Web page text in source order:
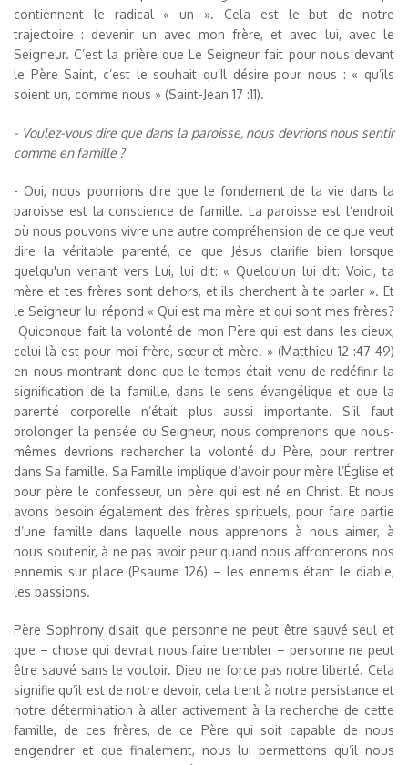
contiennent le radical « un ». Cela est le but de notre
trajectoire : devenir un avec mon frère, et avec lui, avec le
Seigneur. C’est la prière que Le Seigneur fait pour nous devant
le Père Saint, c’est le souhait qu’Il désire pour nous : « qu’ils
soient un, comme nous » (Saint-Jean 17 :11).
- Voulez-vous dire que dans la paroisse, nous devrions nous sentir
comme en famille ?
- Oui, nous pourrions dire que le fondement de la vie dans la
paroisse est la conscience de famille. La paroisse est l’endroit
où nous pouvons vivre une autre compréhension de ce que veut
dire la véritable parenté, ce que Jésus clarifie bien lorsque
quelqu'un venant vers Lui, lui dit: « Quelqu'un lui dit: Voici, ta
mère et tes frères sont dehors, et ils cherchent à te parler ». Et
le Seigneur lui répond « Qui est ma mère et qui sont mes frères?
Quiconque fait la volonté de mon Père qui est dans les cieux,
celui-là est pour moi frère, sœur et mère. » (Matthieu 12 :47-49)
en nous montrant donc que le temps était venu de redéfinir la
signification de la famille, dans le sens évangélique et que la
parenté corporelle n’était plus aussi importante. S’il faut
prolonger la pensée du Seigneur, nous comprenons que nous-
mêmes devrions rechercher la volonté du Père, pour rentrer
dans Sa famille. Sa Famille implique d’avoir pour mère l’Église et
pour père le confesseur, un père qui est né en Christ. Et nous
avons besoin également des frères spirituels, pour faire partie
d’une famille dans laquelle nous apprenons à nous aimer, à
nous soutenir, à ne pas avoir peur quand nous affronterons nos
ennemis sur place (Psaume 126) – les ennemis étant le diable,
les passions.
Père Sophrony disait que personne ne peut être sauvé seul et
que – chose qui devrait nous faire trembler – personne ne peut
être sauvé sans le vouloir. Dieu ne force pas notre liberté. Cela
signifie qu’il est de notre devoir, cela tient à notre persistance et
notre détermination à aller activement à la recherche de cette
famille, de ces frères, de ce Père qui soit capable de nous
engendrer et que finalement, nous lui permettons qu’il nous